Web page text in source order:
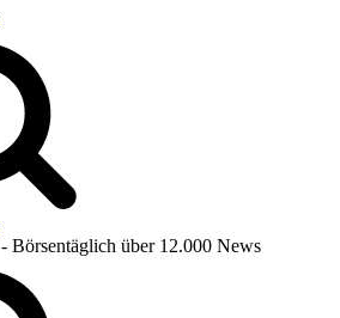
- Börsentäglich über 12.000 News